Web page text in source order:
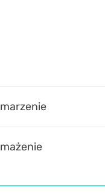
marzenie
mażenie